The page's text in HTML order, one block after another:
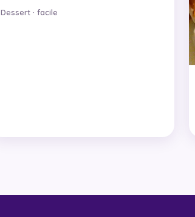
Dessert · facile